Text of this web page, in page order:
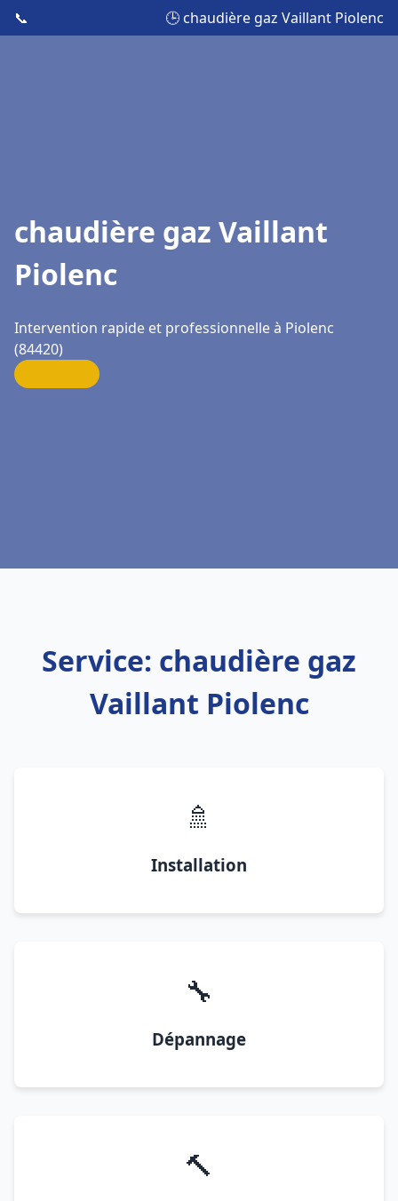
📞 🕒 chaudière gaz Vaillant Piolenc
chaudière gaz Vaillant
Piolenc
Intervention rapide et professionnelle à Piolenc
(84420)
Service: chaudière gaz
Vaillant Piolenc
🚿
Installation
🔧
Dépannage
🔨